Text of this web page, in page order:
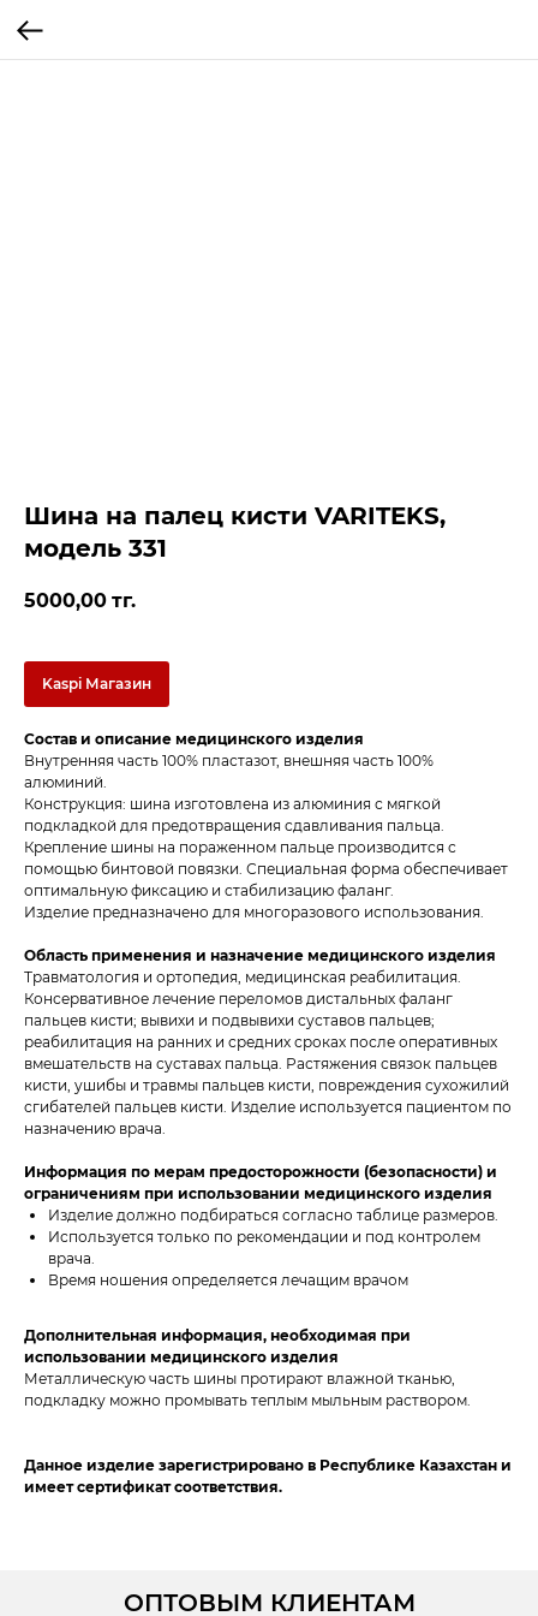
Шина на палец кисти VARITEKS,
модель 331
5000,00 тг.
Kaspi Магазин
Состав и описание медицинского изделия
Внутренняя часть 100% пластазот, внешняя часть 100%
алюминий.
Конструкция: шина изготовлена из алюминия с мягкой
подкладкой для предотвращения сдавливания пальца.
Крепление шины на пораженном пальце производится с
помощью бинтовой повязки. Специальная форма обеспечивает
оптимальную фиксацию и стабилизацию фаланг.
Изделие предназначено для многоразового использования.
Область применения и назначение медицинского изделия
Травматология и ортопедия, медицинская реабилитация.
Консервативное лечение переломов дистальных фаланг
пальцев кисти; вывихи и подвывихи суставов пальцев;
реабилитация на ранних и средних сроках после оперативных
вмешательств на суставах пальца. Растяжения связок пальцев
кисти, ушибы и травмы пальцев кисти, повреждения сухожилий
сгибателей пальцев кисти. Изделие используется пациентом по
назначению врача.
Информация по мерам предосторожности (безопасности) и
ограничениям при использовании медицинского изделия
Изделие должно подбираться согласно таблице размеров.
Используется только по рекомендации и под контролем
врача.
Время ношения определяется лечащим врачом
Дополнительная информация, необходимая при
использовании медицинского изделия
Металлическую часть шины протирают влажной тканью,
подкладку можно промывать теплым мыльным раствором.
Данное изделие зарегистрировано в Республике Казахстан и
имеет сертификат соответствия.
ОПТОВЫМ КЛИЕНТАМ